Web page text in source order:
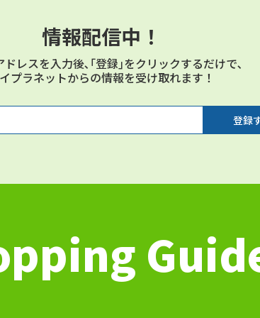
情報配信中！
ドレスを⼊⼒後､｢登録｣をクリックするだけで､
プラネットからの情報を受け取れます！